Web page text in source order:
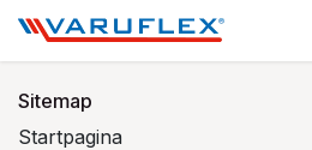
Sitemap
Startpagina